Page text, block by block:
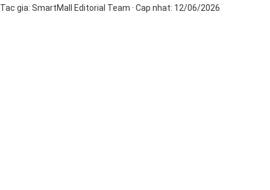
Tac gia: SmartMall Editorial Team · Cap nhat: 12/06/2026